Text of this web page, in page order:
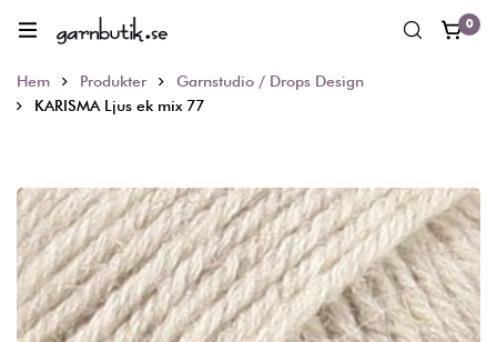
0
Hem Produkter
Garnstudio / Drops Design
KARISMA Ljus ek mix 77